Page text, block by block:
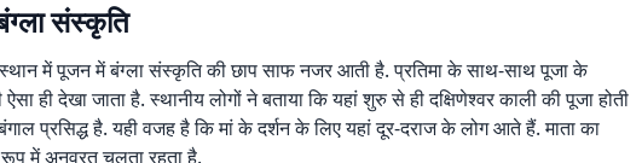
संस्कृति
में पूजन में बंग्ला संस्कृति की छाप साफ नजर आती है. प्रतिमा के साथ-साथ पूजा के
ऐसा ही देखा जाता है. स्थानीय लोगों ने बताया कि यहां शुरु से ही दक्षिणेश्वर काली की पूजा होती
प्रसिद्ध है. यही वजह है कि मां के दर्शन के लिए यहां दूर-दराज के लोग आते हैं. माता का
में अनवरत चलता रहता है.